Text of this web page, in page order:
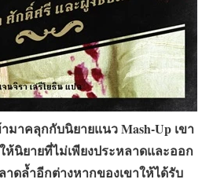
าคลุกกับนิยายแนว Mash-Up เขา
ห้นิยายที่ไม่เพียงประหลาดและออก
ดล้ำอีกต่างหากของเขาให้ได้รับ